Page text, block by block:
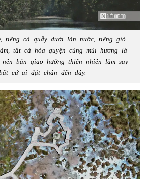
tiếng cá quẫy dưới làn nước, tiếng gió
tất cả hòa quyện cùng mùi hương lá
bản giao hưởng thiên nhiên làm say
cứ ai đặt chân đến đây.